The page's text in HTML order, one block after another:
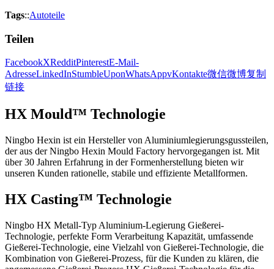
Tags::Autoteile
Teilen
FacebookXRedditPinterestE-Mail-
AdresseLinkedInStumbleUponWhatsAppvKontakte微信微博复制
链接
HX Mould™ Technologie
Ningbo Hexin ist ein Hersteller von Aluminiumlegierungsgussteilen,
der aus der Ningbo Hexin Mould Factory hervorgegangen ist. Mit
über 30 Jahren Erfahrung in der Formenherstellung bieten wir
unseren Kunden rationelle, stabile und effiziente Metallformen.
HX Casting™ Technologie
Ningbo HX Metall-Typ Aluminium-Legierung Gießerei-
Technologie, perfekte Form Verarbeitung Kapazität, umfassende
Gießerei-Technologie, eine Vielzahl von Gießerei-Technologie, die
Kombination von Gießerei-Prozess, für die Kunden zu klären, die